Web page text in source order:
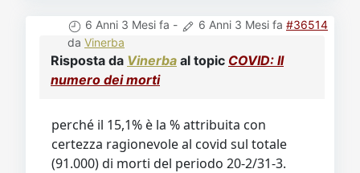
6 Anni 3 Mesi fa - 6 Anni 3 Mesi fa #36514
da Vinerba
Risposta da Vinerba al topic COVID: Il
numero dei morti
perché il 15,1% è la % attribuita con
certezza ragionevole al covid sul totale
(91.000) di morti del periodo 20-2/31-3.